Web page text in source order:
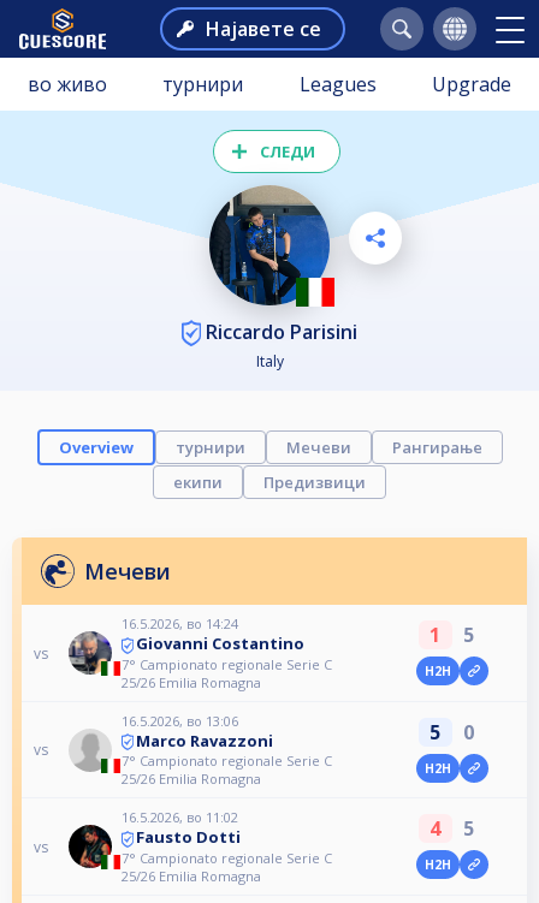
Најавете се
во живо турнири Leagues Upgrade
СЛЕДИ
Riccardo Parisini
Italy
Overview турнири Мечеви
Рангирање
екипи
Предизвици
Мечеви
vs
16.5.2026, во 14:24
Giovanni Costantino
7° Campionato regionale Serie C
25/26 Emilia Romagna
1 5
H2H
vs
16.5.2026, во 13:06
Marco Ravazzoni
7° Campionato regionale Serie C
25/26 Emilia Romagna
5 0
H2H
vs
16.5.2026, во 11:02
Fausto Dotti
7° Campionato regionale Serie C
25/26 Emilia Romagna
4 5
H2H